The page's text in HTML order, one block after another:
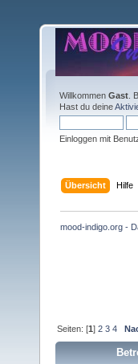
Willkommen Gast .
Hast du deine
Einloggen mit
Übersicht Hilfe
mood-indigo.org -
Seiten: [1]2 3 4